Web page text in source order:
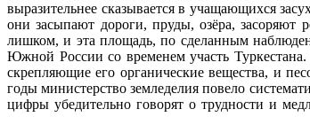
выразительнее сказывается в учащающихся
они засыпают дороги, пруды, озёра,
лишком, и эта площадь, по сделанным
Южной России со временем участь
скрепляющие его органические вещества, и
годы министерство земледелия повело
цифры убедительно говорят о трудности и